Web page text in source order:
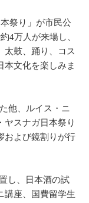
祭り」が市民公
4万人が来場し、
太鼓、踊り、コス
本文化を楽しみま
他、ルイス・ニ
ヤスナガ日本祭り
および鏡割りが行
し、日本酒の試
講座、国費留学生